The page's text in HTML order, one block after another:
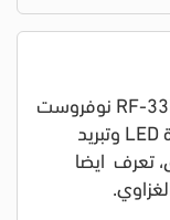
اشتري دلوقتي ثلاجه تورنيدو RF-33FTV-DST نوفروست
304 لتر بابين إنفرتر بفلتر بلاتينيوم وإضاءة LED وتبريد
، تعرف ايضا